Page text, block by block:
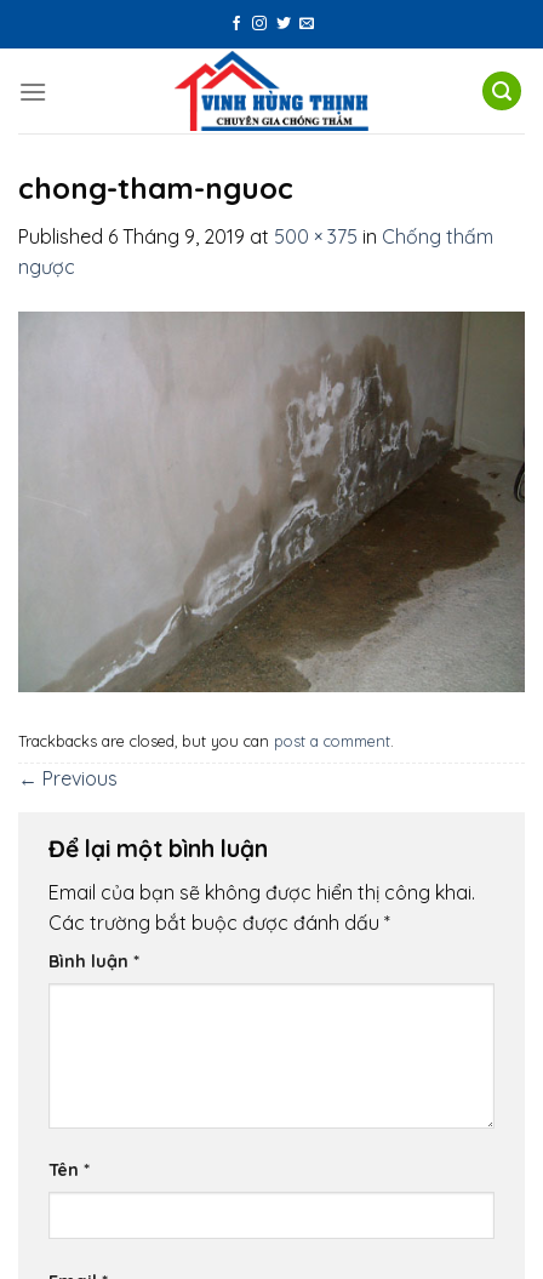
to
chong-tham-nguoc
Published 6 Tháng 9, 2019 at 500 × 375 in Chống thấm
ngược
Trackbacks are closed, but you can post a comment
← Previous
Để lại một bình luận
Email của bạn sẽ không được hiển thị công khai.
Các trường bắt buộc được đánh dấu *
Bình luận *
Tên *